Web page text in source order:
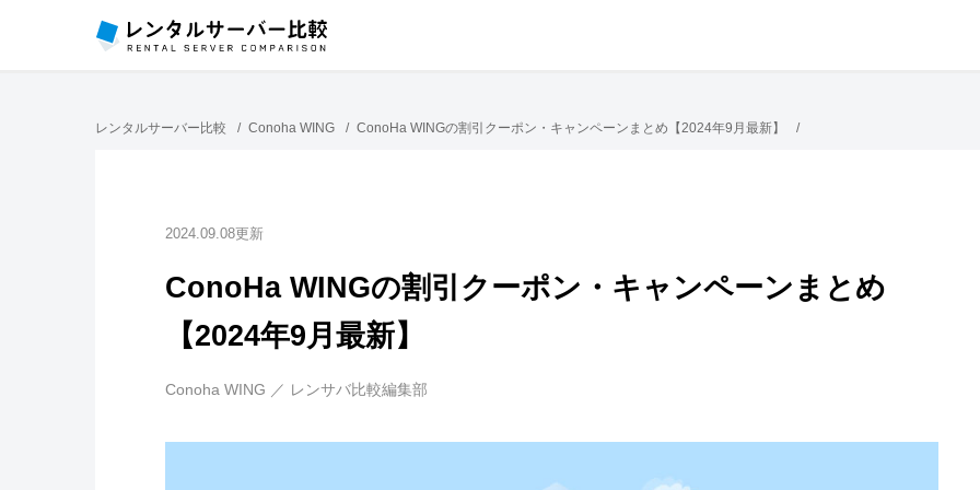
レンタルサーバー比較 Conoha WING ConoHa WINGの割引クーポン・キャンペーンまとめ【2024年9月最新】
2024.09.08更新
ConoHa WINGの割引クーポン・キャンペーンまとめ
【2024年9月最新】
Conoha WING ／ レンサバ比較編集部